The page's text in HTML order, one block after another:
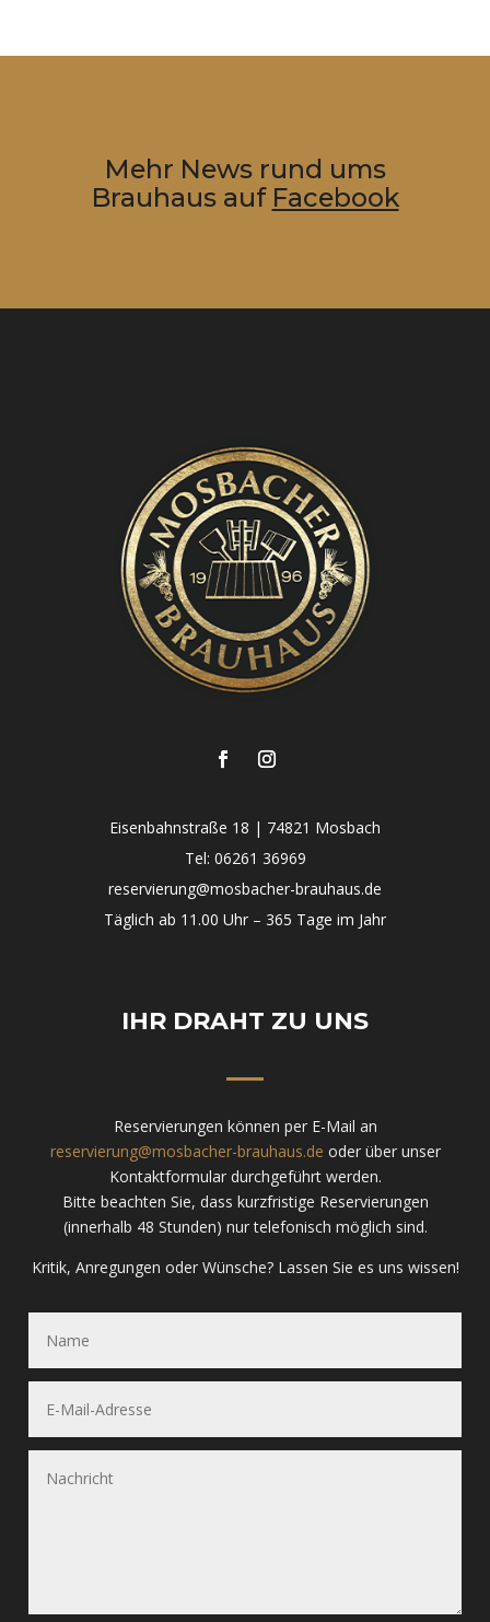
Mehr News rund ums
Brauhaus auf Facebook
Eisenbahnstraße 18 | 74821 Mosbach
Tel: 06261 36969
reservierung@mosbacher-brauhaus.de
Täglich ab 11.00 Uhr – 365 Tage im Jahr
IHR DRAHT ZU UNS
Reservierungen können per E-Mail an
reservierung@mosbacher-brauhaus.de oder über unser
Kontaktformular durchgeführt werden.
Bitte beachten Sie, dass kurzfristige Reservierungen
(innerhalb 48 Stunden) nur telefonisch möglich sind.
Kritik, Anregungen oder Wünsche? Lassen Sie es uns wissen!